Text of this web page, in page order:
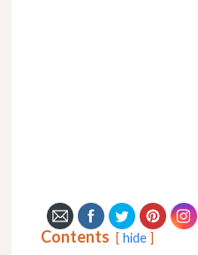
Contents hide